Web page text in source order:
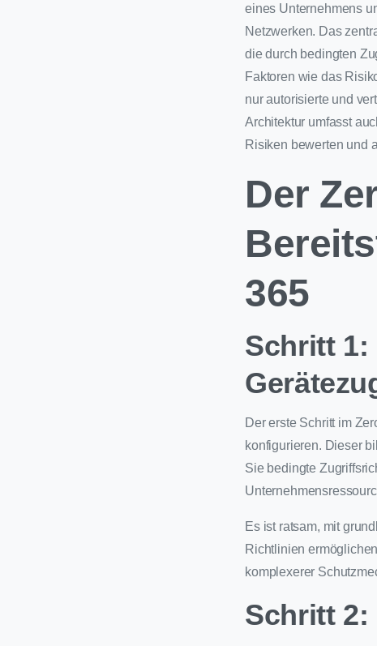
eines Unternehmens
Netzwerken. Das
die durch bedingten
Faktoren wie das
nur autorisierte und
Architektur umfasst
Risiken bewerten und
Der
365
Schritt 1:
Der erste Schritt im
konfigurieren. Dieser
Sie bedingte
Es ist ratsam, mit
Richtlinien
komplexerer
Schritt